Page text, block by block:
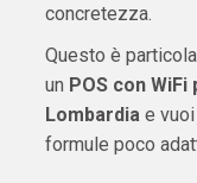
concretezza.
Questo è
un POS con
Lombardiae vuoi
formule poco